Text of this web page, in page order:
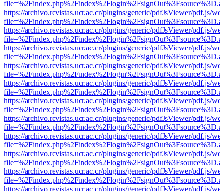
https://archivo.revistas.ucr.ac.cr/plugins/generic/pdfJsViewer/pdf.js/
https://archivo.revistas.ucr.ac.cr/plugins/generic/pdfJsViewer/pdf.js/
https://archivo.revistas.ucr.ac.cr/plugins/generic/pdfJsViewer/pdf.js/
https://archivo.revistas.ucr.ac.cr/plugins/generic/pdfJsViewer/pdf.js/
https://archivo.revistas.ucr.ac.cr/plugins/generic/pdfJsViewer/pdf.js/
https://archivo.revistas.ucr.ac.cr/plugins/generic/pdfJsViewer/pdf.js/
https://archivo.revistas.ucr.ac.cr/plugins/generic/pdfJsViewer/pdf.js/
https://archivo.revistas.ucr.ac.cr/plugins/generic/pdfJsViewer/pdf.js/
https://archivo.revistas.ucr.ac.cr/plugins/generic/pdfJsViewer/pdf.js/
https://archivo.revistas.ucr.ac.cr/plugins/generic/pdfJsViewer/pdf.js/
https://archivo.revistas.ucr.ac.cr/plugins/generic/pdfJsViewer/pdf.js/